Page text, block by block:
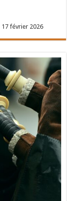
17 février 2026